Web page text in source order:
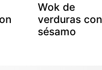
Wok de
verduras con
sésamo